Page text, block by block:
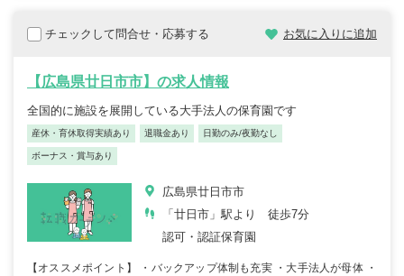
チェックして問合せ・応募する お気に入りに追加
【広島県廿日市市】の求人情報
全国的に施設を展開している大手法人の保育園です
産休・育休取得実績あり 退職金あり 日勤のみ/夜勤なし
ボーナス・賞与あり
広島県廿日市市
「廿日市」駅より 徒歩7分
認可・認証保育園
【オススメポイント】 ・バックアップ体制も充実 ・大手法人が母体 ・